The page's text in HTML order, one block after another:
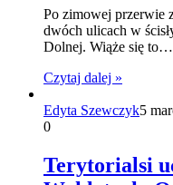
Po zimowej przerwie
dwóch ulicach w
Dolnej. Wiąże się to…
Czytaj dalej »
Edyta Szewczyk5
0
Terytorialsi